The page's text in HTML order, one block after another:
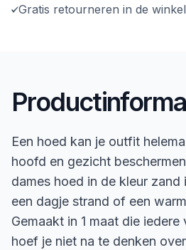
Gratis retourneren in de winkel
Een hoed kan je outfit
hoofd en gezicht
dames hoed in de kleur zand
een dagje strand of een
Gemaakt in 1 maat die
hoef je niet na te denken